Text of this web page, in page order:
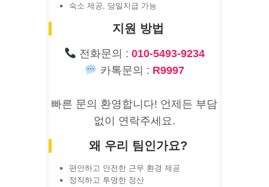
숙소 제공, 당일지급 가능
지원 방법
전화문의 :010-5493-9234
카톡문의 : R9997
빠른 문의 환영합니다! 언제든 부담
없이 연락주세요.
왜 우리 팀인가요?
편안하고 안전한 근무 환경 제공
정직하고 투명한 정산